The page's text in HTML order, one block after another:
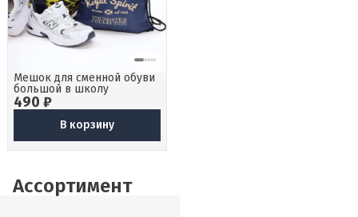
490 ₽
Мешок для сменной обуви
большой в школу
В корзину
Ассортимент